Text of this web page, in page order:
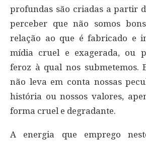
profundas são criadas a partir
perceber que não somos
relação ao que é fabricado e
mídia cruel e exagerada, ou
feroz à qual nos submetemos.
não leva em conta nossas
história ou nossos valores,
forma cruel e degradante.
A energia que emprego